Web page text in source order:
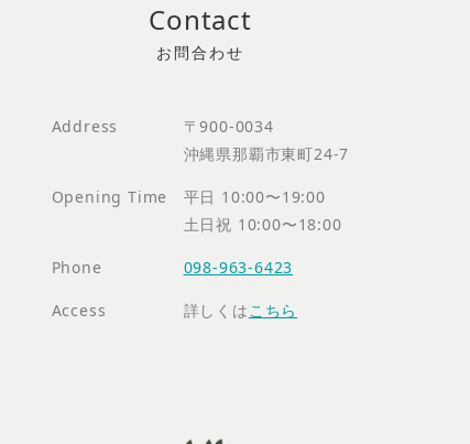
Contact
Address
〒900-0034
沖縄県那覇市東町24-7
Opening Time
平日 10:00〜19:00
土日祝 10:00〜18:00
Phone 098-963-6423
Access 詳しくはこちら